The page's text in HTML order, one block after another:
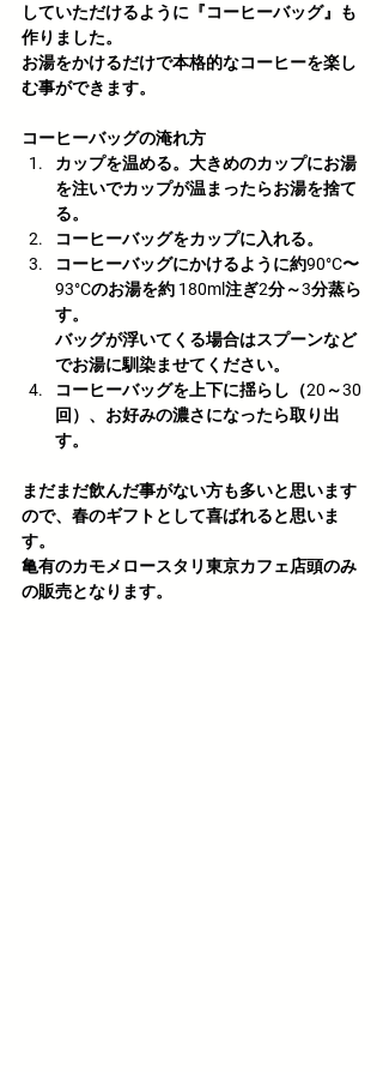
していただけるように『コーヒーバッグ』も
作りました。
お湯をかけるだけで本格的なコーヒーを楽し
む事ができます。
コーヒーバッグの淹れ方
﻿カップを温める。大きめのカップにお湯
を注いでカップが温まったらお湯を捨て
る。
﻿コーヒーバッグをカップに入れる。
﻿コーヒーバッグにかけるように約90°C〜
93°Cのお湯を約 180ml注ぎ2分～3分蒸ら
す。
バッグが浮いてくる場合はスプーンなど
でお湯に馴染ませてください。
コーヒーバッグを上下に揺らし（20～30
回）、お好みの濃さになったら取り出
す。
まだまだ飲んだ事がない方も多いと思います
ので、春のギフトとして喜ばれると思いま
す。
亀有のカモメロースタリ東京カフェ店頭のみ
の販売となります。